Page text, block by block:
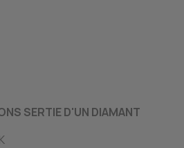
SERTIE D'UN DIAMANT